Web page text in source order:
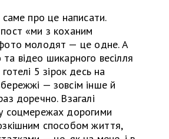
про це написати.
«ми з коханим
молодят — це одне. А
та відео шикарного весілля
готелі 5 зірок десь на
— зовсім інше й
доречно. Взагалі
соцмережах дорогими
способом життя,